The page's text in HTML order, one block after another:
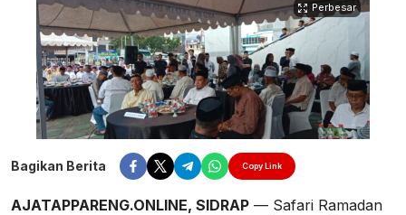
Perbesar
Bagikan Berita Copy Link
AJATAPPARENG.ONLINE, SIDRAP — Safari Ramadan